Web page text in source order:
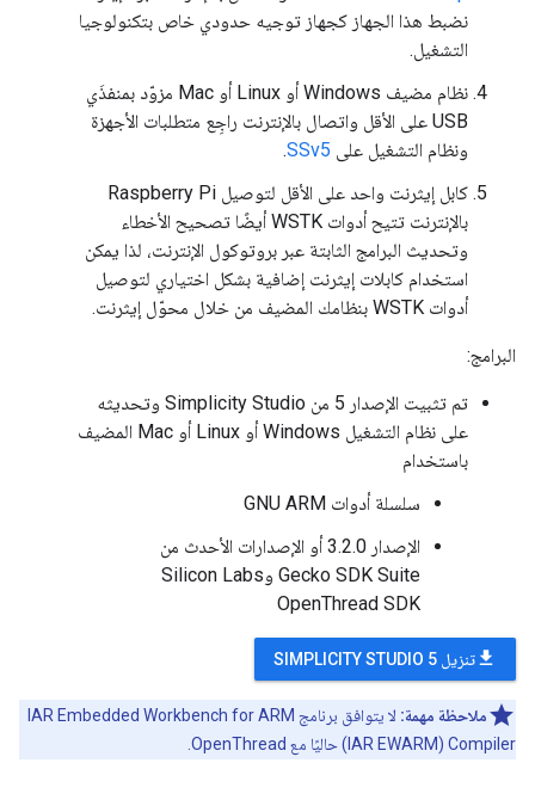
نضبط هذا الجهاز كجهاز توجيه حدودي خاص بتكنولوجيا
التشغيل.
نظام مضيف Windows أو Linux أو Mac مزوّد بمنفذَي
USB على الأقل واتصال بالإنترنت راجِع متطلبات الأجهزة
ونظام التشغيل على SSv5
.
كابل إيثرنت واحد على الأقل لتوصيل Raspberry Pi
بالإنترنت تتيح أدوات WSTK أيضًا تصحيح الأخطاء
وتحديث البرامج الثابتة عبر بروتوكول الإنترنت، لذا يمكن
استخدام كابلات إيثرنت إضافية بشكل اختياري لتوصيل
أدوات WSTK بنظامك المضيف من خلال محوّل إيثرنت.
البرامج:
تم تثبيت الإصدار 5 من Simplicity Studio وتحديثه
على نظام التشغيل Windows أو Linux أو Mac المضيف
باستخدام
سلسلة أدوات GNU ARM
الإصدار 3.2.0 أو الإصدارات الأحدث من
Gecko SDK Suite وSilicon Labs
OpenThread SDK
file_downloadتنزيل SIMPLICITY STUDIO 5
ملاحظة مهمة:
لا يتوافق برنامج IAR Embedded Workbench for ARM
(IAR EWARM) Compiler حاليًا مع OpenThread.